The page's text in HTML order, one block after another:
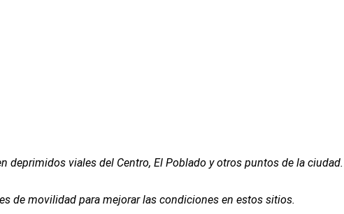
deprimidos viales del Centro, El Poblado y otros puntos de la ciudad.
de movilidad para mejorar las condiciones en estos sitios.